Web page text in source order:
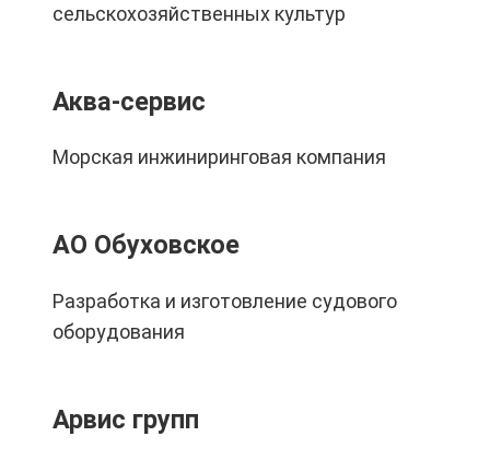
сельскохозяйственных культур
Аква-сервис
Морская инжиниринговая компания
АО Обуховское
Разработка и изготовление судового
оборудования
Арвис групп